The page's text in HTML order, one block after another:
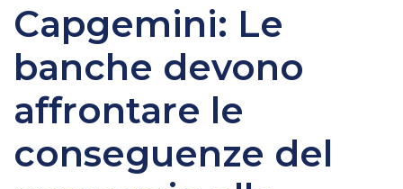
Capgemini: Le
banche devono
affrontare le
conseguenze del